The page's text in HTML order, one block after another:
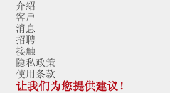
介紹
客戶
消息
招聘
接触
隐私政策
使用条款
让我们为您提供建议！